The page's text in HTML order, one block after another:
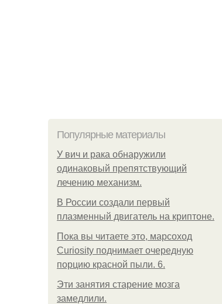
Популярные материалы
У вич и рака обнаружили
одинаковый препятствующий
лечению механизм.
В России создали первый
плазменный двигатель на криптоне.
Пока вы читаете это, марсоход
Curiosity поднимает очередную
порцию красной пыли. 6.
Эти занятия старение мозга
замедлили.